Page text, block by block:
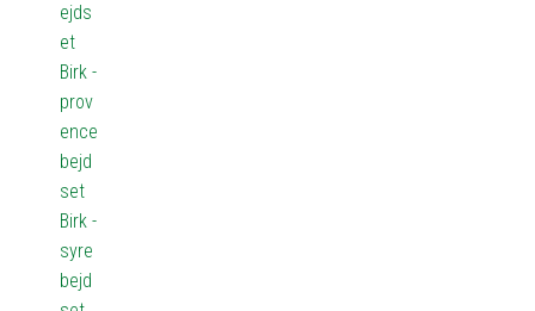
ejds
et
Birk -
prov
ence
bejd
set
Birk -
syre
bejd